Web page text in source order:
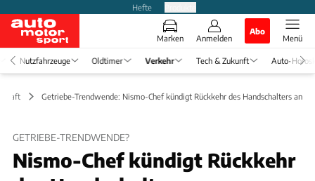
Hefte
Marken Anmelden
Abo
Menü
Nutzfahrzeuge Oldtimer Verkehr Tech & Zukunft Auto-
Getriebe-Trendwende: Nismo-Chef kündigt Rückkehr des Handschalters an
GETRIEBE-TRENDWENDE?
Nismo-Chef kündigt Rückkehr